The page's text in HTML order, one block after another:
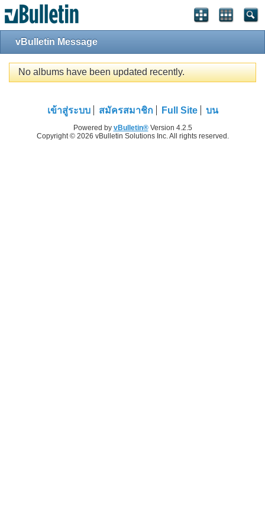
vBulletin Message
No albums have been updated recently.
เข้าสู่ระบบ สมัครสมาชิก Full Site บน
Powered by vBulletin®Version 4.2.5
Copyright © 2026 vBulletin Solutions Inc. All rights reserved.